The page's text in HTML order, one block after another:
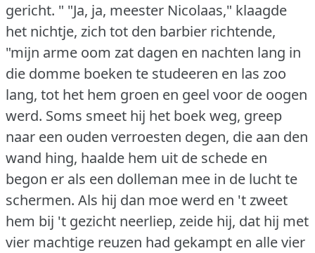
gericht. " "Ja, ja, meester Nicolaas," klaagde
het nichtje, zich tot den barbier richtende,
"mijn arme oom zat dagen en nachten lang in
die domme boeken te studeeren en las zoo
lang, tot het hem groen en geel voor de oogen
werd. Soms smeet hij het boek weg, greep
naar een ouden verroesten degen, die aan den
wand hing, haalde hem uit de schede en
begon er als een dolleman mee in de lucht te
schermen. Als hij dan moe werd en 't zweet
hem bij 't gezicht neerliep, zeide hij, dat hij met
vier machtige reuzen had gekampt en alle vier